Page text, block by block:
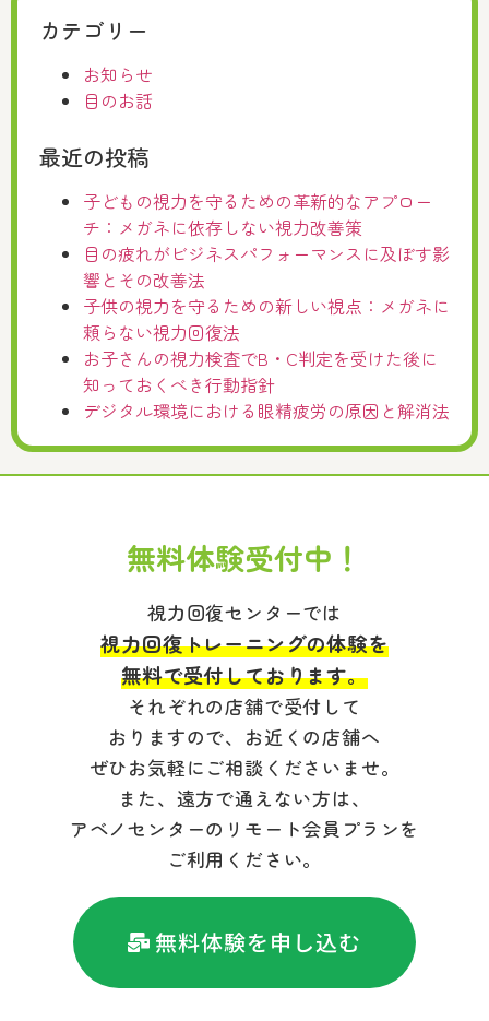
カテゴリー
お知らせ
目のお話
最近の投稿
子どもの視力を守るための革新的なアプロー
チ：メガネに依存しない視力改善策
目の疲れがビジネスパフォーマンスに及ぼす影
響とその改善法
子供の視力を守るための新しい視点：メガネに
頼らない視力回復法
お子さんの視力検査でB・C判定を受けた後に
知っておくべき行動指針
デジタル環境における眼精疲労の原因と解消法
無料体験受付中！
視力回復センターでは
視力回復トレーニングの体験を
無料で受付しております。
それぞれの店舗で受付して
おりますので、お近くの店舗へ
ぜひお気軽にご相談くださいませ。
また、遠方で通えない方は、
アベノセンターのリモート会員プランを
ご利用ください。
無料体験を申し込む